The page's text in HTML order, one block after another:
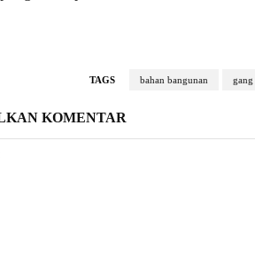
TAGS bahan bangunan
KOMENTAR